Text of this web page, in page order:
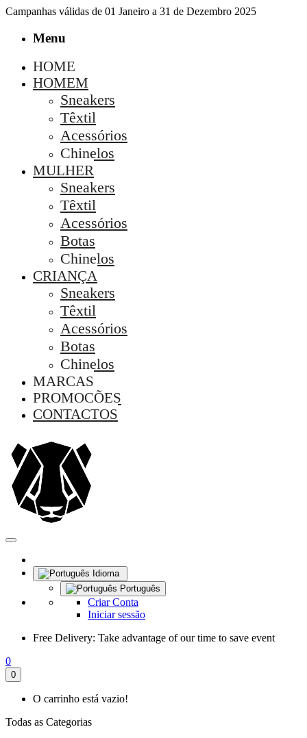
Campanhas válidas de 01 Janeiro a 31 de Dezembro 2025
Menu
HOME
HOMEM
Sneakers
Têxtil
Acessórios
Chinelos
MULHER
Sneakers
Têxtil
Acessórios
Botas
Chinelos
CRIANÇA
Sneakers
Têxtil
Acessórios
Botas
Chinelos
MARCAS
PROMOÇÕES
CONTACTOS
Idioma
Português
Criar Conta
Iniciar sessão
Free Delivery: Take advantage of our time to save event
0
0
O carrinho está vazio!
Todas as Categorias